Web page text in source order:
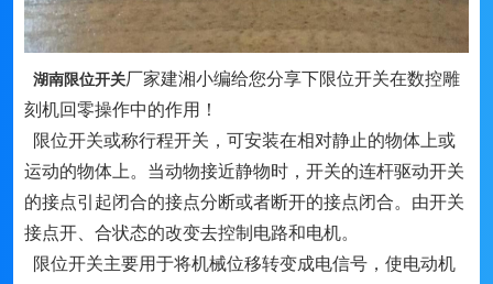
湖南限位开关厂家建湘小编给您分享下限位开关在数控雕
刻机回零操作中的作用！
限位开关或称行程开关，可安装在相对静止的物体上或
运动的物体上。当动物接近静物时，开关的连杆驱动开关
的接点引起闭合的接点分断或者断开的接点闭合。由开关
接点开、合状态的改变去控制电路和电机。
限位开关主要用于将机械位移转变成电信号，使电动机